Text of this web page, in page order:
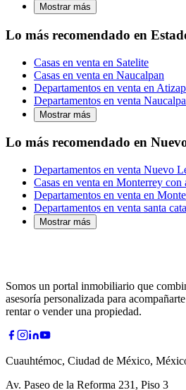
Mostrar más
Lo más recomendado en
Casas en venta en Satelite
Casas en venta en Naucalpan
Departamentos en venta en
Departamentos en venta
Mostrar más
Lo más recomendado en
Departamentos en venta Nuevo
Casas en venta en Monterrey con
Departamentos en venta en
Departamentos en venta santa
Mostrar más
Somos un portal inmobiliario que
asesoría personalizada para
rentar o vender una propiedad.
Cuauhtémoc, Ciudad de México,
Av. Paseo de la Reforma 231, Piso 3